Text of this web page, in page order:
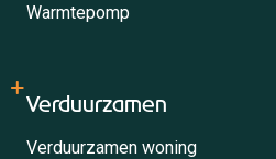
Warmtepomp
Verduurzamen
Verduurzamen woning